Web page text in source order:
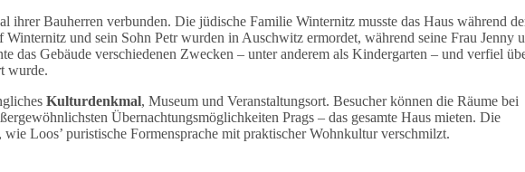
ihrer Bauherren verbunden. Die jüdische Familie Winternitz musste das Haus während
Winternitz und sein Sohn Petr wurden in Auschwitz ermordet, während seine Frau Jenny
das Gebäude verschiedenen Zwecken – unter anderem als Kindergarten – und verfiel
wurde.
Kulturdenkmal, Museum und Veranstaltungsort. Besucher können die Räume bei
Übernachtungsmöglichkeiten Prags – das gesamte Haus mieten. Die
Loos’ puristische Formensprache mit praktischer Wohnkultur verschmilzt.